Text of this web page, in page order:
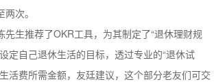
次。
先生推荐了OKR工具，为其制定了“退休理财规
定自己退休生活的目标，透过专业的“退休试
活费所需金额，友廷建议，这个部分老友们可交